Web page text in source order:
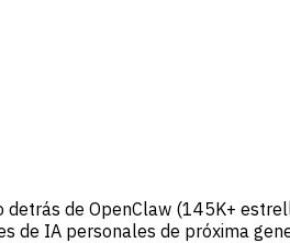
de OpenClaw (145K+
de IA personales de próxima